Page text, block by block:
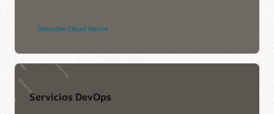
Descubre Cloud Native
Servicios DevOps